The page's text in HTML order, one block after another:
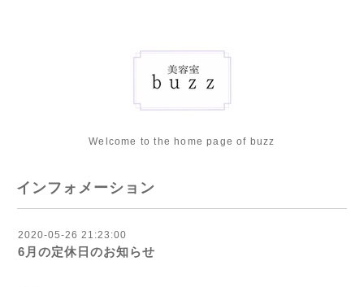
Welcome to the home page of buzz
インフォメーション
2020-05-26 21:23:00
6月の定休日のお知らせ